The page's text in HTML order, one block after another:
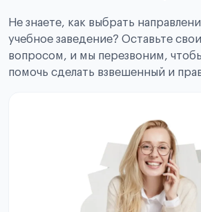
Не знаете, как выбрать
учебное заведение? Оставьте
вопросом, и мы перезвоним,
помочь сделать взвешенный и